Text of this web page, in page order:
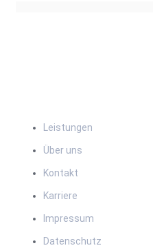
Leistungen
Über uns
Kontakt
Karriere
Impressum
Datenschutz